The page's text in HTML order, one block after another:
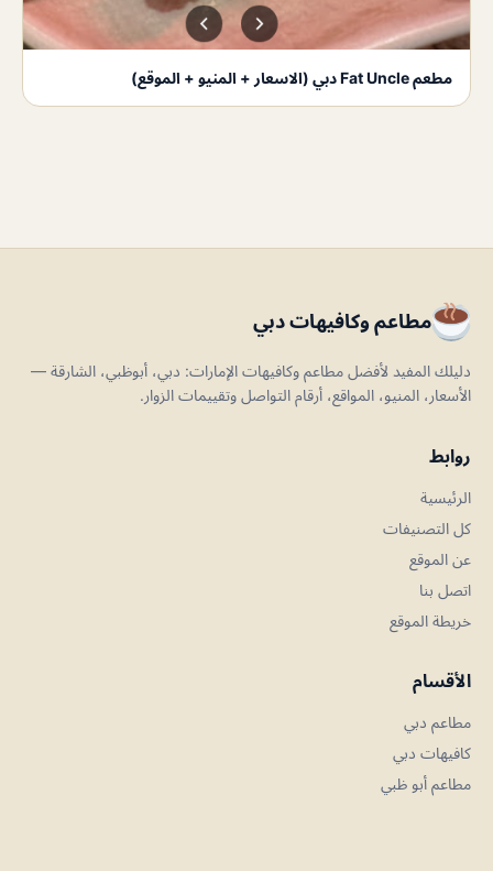
مطعم Fat Uncle دبي (الاسعار + المنيو + الموقع)
مطاعم وكافيهات دبي
دليلك المفيد لأفضل مطاعم وكافيهات الإمارات: دبي، أبوظبي، الشارقة —
الأسعار، المنيو، المواقع، أرقام التواصل وتقييمات الزوار.
روابط
الرئيسية
كل التصنيفات
عن الموقع
اتصل بنا
خريطة الموقع
الأقسام
مطاعم دبي
كافيهات دبي
مطاعم أبو ظبي